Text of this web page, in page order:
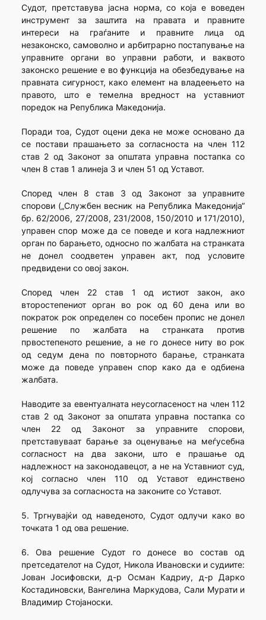
Судот, претставува јасна норма, со која е воведен
инструмент за заштита на правата и правните
интереси на граѓаните и правните лица од
незаконско, самоволно и арбитрарно постапување на
управните органи во управни работи, и ваквото
законско решение е во функција на обезбедување на
правната сигурност, како елемент на владеењето на
правото, што е темелна вредност на уставниот
поредок на Република Македонија.
Поради тоа, Судот оцени дека не може основано да
се постави прашањето за согласноста на член 112
став 2 од Законот за општата управна постапка со
член 8 став 1 алинеја 3 и член 51 од Уставот.
Според член 8 став 3 од Законот за управните
спорови („Службен весник на Република Македонија“
бр. 62/2006, 27/2008, 231/2008, 150/2010 и 171/2010),
управен спор може да се поведе и кога надлежниот
орган по барањето, односно по жалбата на странката
не донел соодветен управен акт, под условите
предвидени со овој закон.
Според член 22 став 1 од истиот закон, ако
второстепениот орган во рок од 60 дена или во
пократок рок определен со посебен пропис не донел
решение по жалбата на странката против
првостепеното решение, а не го донесе ниту во рок
од седум дена по повторното барање, странката
може да поведе управен спор како да е одбиена
жалбата.
Наводите за евентуалната неусогласеност на член 112
став 2 од Законот за општата управна постапка со
член 22 од Законот за управните спорови,
претставуваат барање за оценување на меѓусебна
согласност на два закони, што е прашање од
надлежност на законодавецот, а не на Уставниот суд,
кој согласно член 110 од Уставот единствено
одлучува за согласноста на законите со Уставот.
5. Тргнувајќи од наведеното, Судот одлучи како во
точката 1 од ова решение.
6. Ова решение Судот го донесе во состав од
претседателот на Судот, Никола Ивановски и судиите:
Јован Јосифовски, д-р Осман Кадриу, д-р Дарко
Костадиновски, Вангелина Маркудова, Сали Мурати и
Владимир Стојаноски.